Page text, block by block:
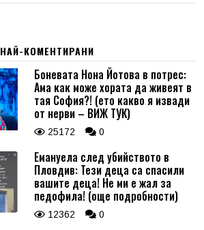
НАЙ-КОМЕНТИРАНИ
Боневата Нона Йотова в потрес:
Ама как може хората да живеят в
тая София?! (ето какво я извади
от нерви – ВИЖ ТУК)
25172 0
Емануела след убийството в
Пловдив: Тези деца са спасили
вашите деца! Не ми е жал за
педофила! (още подробности)
12362 0